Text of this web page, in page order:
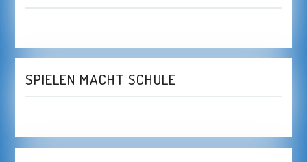
SPIELEN MACHT SCHULE